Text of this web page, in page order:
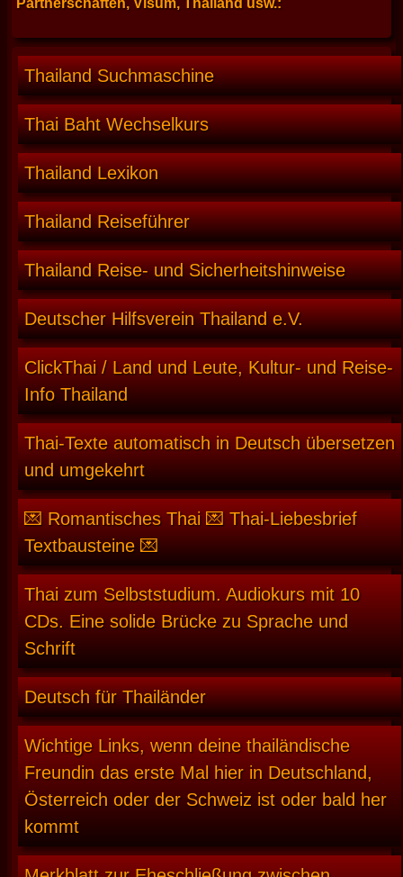
Partnerschaften, Visum, Thailand usw.:
Thailand Suchmaschine
Thai Baht Wechselkurs
Thailand Lexikon
Thailand Reiseführer
Thailand Reise- und Sicherheitshinweise
Deutscher Hilfsverein Thailand e.V.
ClickThai / Land und Leute, Kultur- und Reise-
Info Thailand
Thai-Texte automatisch in Deutsch übersetzen
und umgekehrt
💌 Romantisches Thai 💌 Thai-Liebesbrief
Textbausteine 💌
Thai zum Selbststudium. Audiokurs mit 10
CDs. Eine solide Brücke zu Sprache und
Schrift
Deutsch für Thailänder
Wichtige Links, wenn deine thailändische
Freundin das erste Mal hier in Deutschland,
Österreich oder der Schweiz ist oder bald her
kommt